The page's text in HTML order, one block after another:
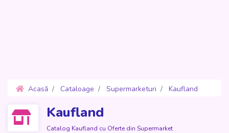
Acasă Cataloage Supermarketuri
Kaufland
Kaufland
Catalog Kaufland cu Oferte din Supermarket